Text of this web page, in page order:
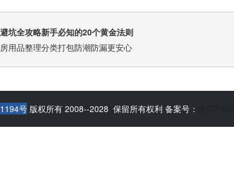
坑全攻略新手必知的20个黄金法则
用品整理分类打包防潮防漏更安心
号 版权所有 2008--2028 保留所有权利 备案号：